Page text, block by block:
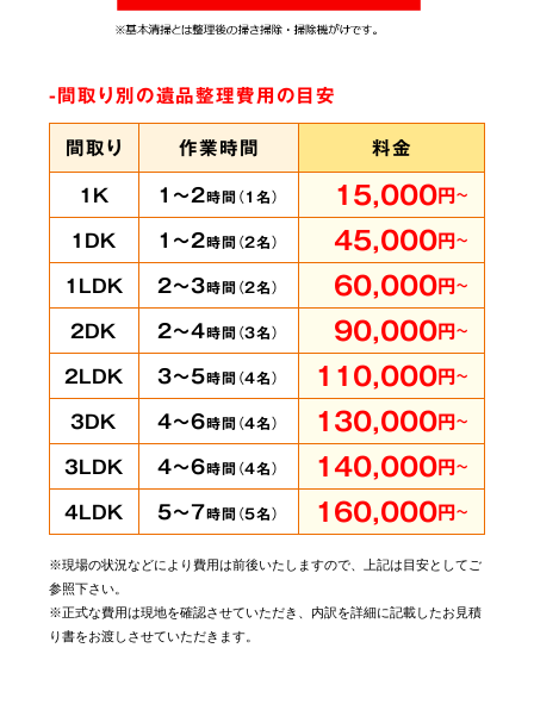
-間取り別の遺品整理費用の目安
間取り
作業時間
料金
1K
1～2時間（1名） 15,000円～
1DK 1～2時間（2名） 45,000円～
1LDK 2～3時間（2名） 60,000円～
2DK 2～4時間（3名） 90,000円～
2LDK 3～5時間（4名） 110,000円～
3DK 4～6時間（4名） 130,000円～
3LDK 4～6時間（4名） 140,000円～
4LDK 5～7時間（5名） 160,000円～
※現場の状況などにより費用は前後いたしますので、上記は目安としてご
参照下さい。
※正式な費用は現地を確認させていただき、内訳を詳細に記載したお見積
り書をお渡しさせていただきます。